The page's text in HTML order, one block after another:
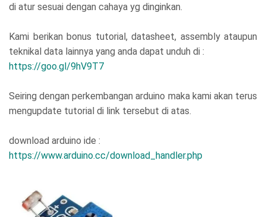
di atur sesuai dengan cahaya yg dinginkan.
Kami berikan bonus tutorial, datasheet, assembly ataupun
teknikal data lainnya yang anda dapat unduh di :
https://goo.gl/9hV9T7
Seiring dengan perkembangan arduino maka kami akan terus
mengupdate tutorial di link tersebut di atas.
download arduino ide :
https://www.arduino.cc/download_handler.php